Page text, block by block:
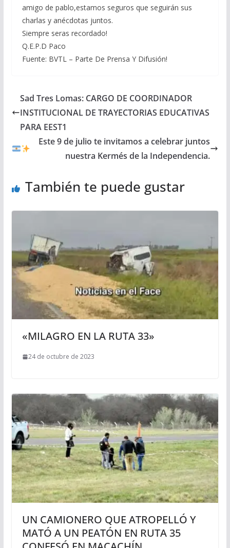
amigo de pablo,estamos seguros que seguirán sus
charlas y anécdotas juntos.
Siempre seras recordado!
Q.E.P.D Paco
Fuente: BVTL – Parte De Prensa Y Difusión!
Sad Tres Lomas: CARGO DE COORDINADOR
INSTITUCIONAL DE TRAYECTORIAS EDUCATIVAS
PARA EEST1
Este 9 de julio te invitamos a celebrar juntos
nuestra Kermés de la Independencia.
También te puede gustar
«MILAGRO EN LA RUTA 33»
24 de octubre de 2023
UN CAMIONERO QUE ATROPELLÓ Y
MATÓ A UN PEATÓN EN RUTA 35